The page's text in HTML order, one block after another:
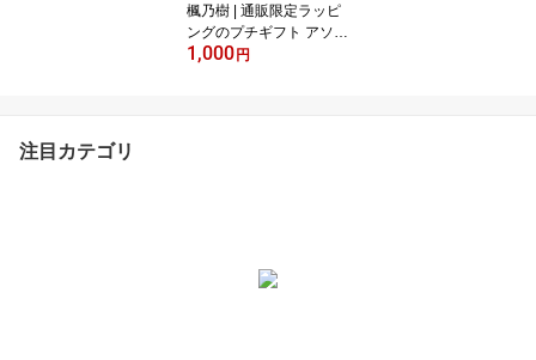
楓乃樹 | 通販限定ラッピ
ングのプチギフト アソー
ト ( フィナンシェ 3個 ラ
1,000円
注目カテゴリ